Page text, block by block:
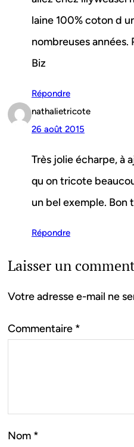
laine 100% coton d
nombreuses années.
Biz
Répondre
nathalietricote
26 août 2015
Très jolie écharpe, à
qu on tricote
un bel exemple. Bon
Répondre
Laisser un
Votre adresse e-mail ne
Commentaire *
Nom *